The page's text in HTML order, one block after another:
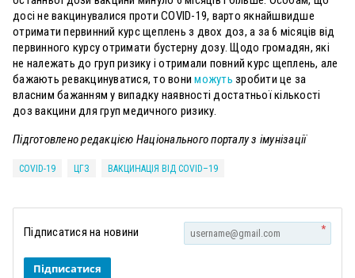
досі не вакцинувалися проти COVID-19, варто якнайшвидше
отримати первинний курс щеплень з двох доз, а за 6 місяців від
первинного курсу отримати бустерну дозу. Щодо громадян, які
не належать до груп ризику і отримали повний курс щеплень, але
бажають ревакцинуватися, то вониможуть зробити це за
власним бажанням у випадку наявності достатньої кількості
доз вакцини для груп медичного ризику.
Підготовлено редакцією Національного порталу з імунізації
COVID-19 ЦГЗ ВАКЦИНАЦІЯ ВІД COVID–19
Підписатися на новини *
Підписатися